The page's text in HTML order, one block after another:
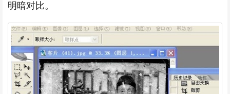
明暗对比。